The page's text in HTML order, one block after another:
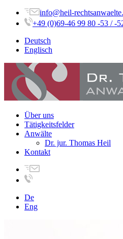
info@heil-
+49 (0)69-46 99 80 -53 / -
Deutsch
Englisch
Über uns
Tätigkeitsfelder
Anwälte
Dr. jur. Thomas Heil
Kontakt
De
Eng